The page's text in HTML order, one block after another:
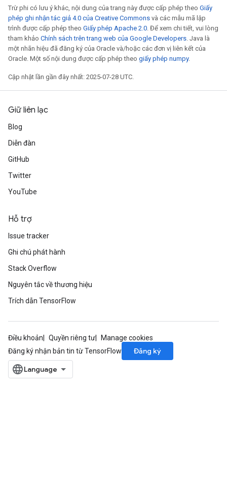
Trừ phi có lưu ý khác, nội dung của trang này được cấp phép theo Giấy
phép ghi nhận tác giả 4.0 của Creative Commons và các mẫu mã lập
trình được cấp phép theo Giấy phép Apache 2.0. Để xem chi tiết, vui lòng
tham khảo Chính sách trên trang web của Google Developers. Java là
một nhãn hiệu đã đăng ký của Oracle và/hoặc các đơn vị liên kết của
Oracle. Một số nội dung được cấp phép theo giấy phép numpy.
Cập nhật lần gần đây nhất: 2025-07-28 UTC.
Giữ liên lạc
Blog
Diễn đàn
GitHub
Twitter
YouTube
Hỗ trợ
Issue tracker
Ghi chú phát hành
Stack Overflow
Nguyên tắc về thương hiệu
Trích dẫn TensorFlow
Điều khoản Quyền riêng tư
Manage cookies
Đăng ký nhận bản tin từ TensorFlow
Đăng ký